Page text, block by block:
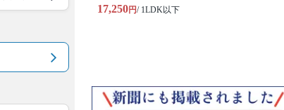
17,250円/ 1LDK以下